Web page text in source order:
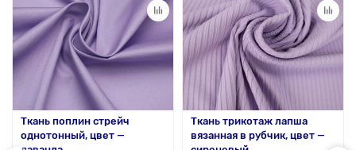
Ткань поплин стрейч
однотонный, цвет —
Ткань трикотаж лапша
вязанная в рубчик, цвет —